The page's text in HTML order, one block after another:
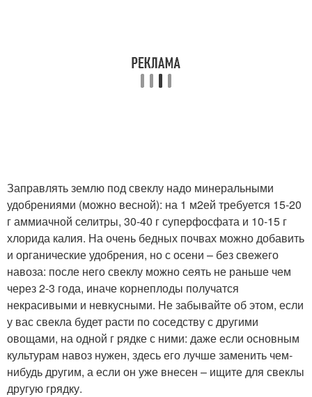
Заправлять землю под свеклу надо минеральными
удобрениями (можно весной): на 1 м2ей требуется 15-20
г аммиачной селитры, 30-40 г суперфосфата и 10-15 г
хлорида калия. На очень бедных почвах можно добавить
и органические удобрения, но с осени – без свежего
навоза: после него свеклу можно сеять не раньше чем
через 2-3 года, иначе корнеплоды получатся
некрасивыми и невкусными. Не забывайте об этом, если
у вас свекла будет расти по соседству с другими
овощами, на одной г рядке с ними: даже если основным
культурам навоз нужен, здесь его лучше заменить чем-
нибудь другим, а если он уже внесен – ищите для свеклы
другую грядку.